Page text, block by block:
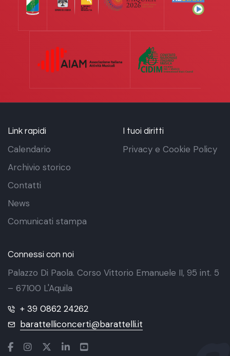
Link rapidi
Calendario
Archivio storico
Contatti
News
Comunicati stampa
I tuoi diritti
Privacy e Cookie Policy
Connessi con noi
Palazzo Di Paola. Corso Vittorio Emanuele II, 95 int. 5
– 67100 L'Aquila
+ 39 0862 24262
barattelliconcerti@barattelli.it